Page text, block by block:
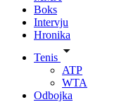
Boks
Intervju
Hronika
Tenis
ATP
WTA
Odbojka